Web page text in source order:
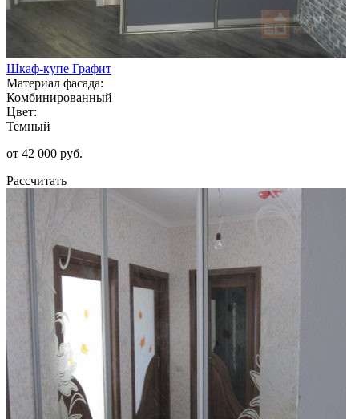
Шкаф-купе Графит
Материал фасада:
Комбинированный
Цвет:
Темный
от 42 000 руб.
Рассчитать